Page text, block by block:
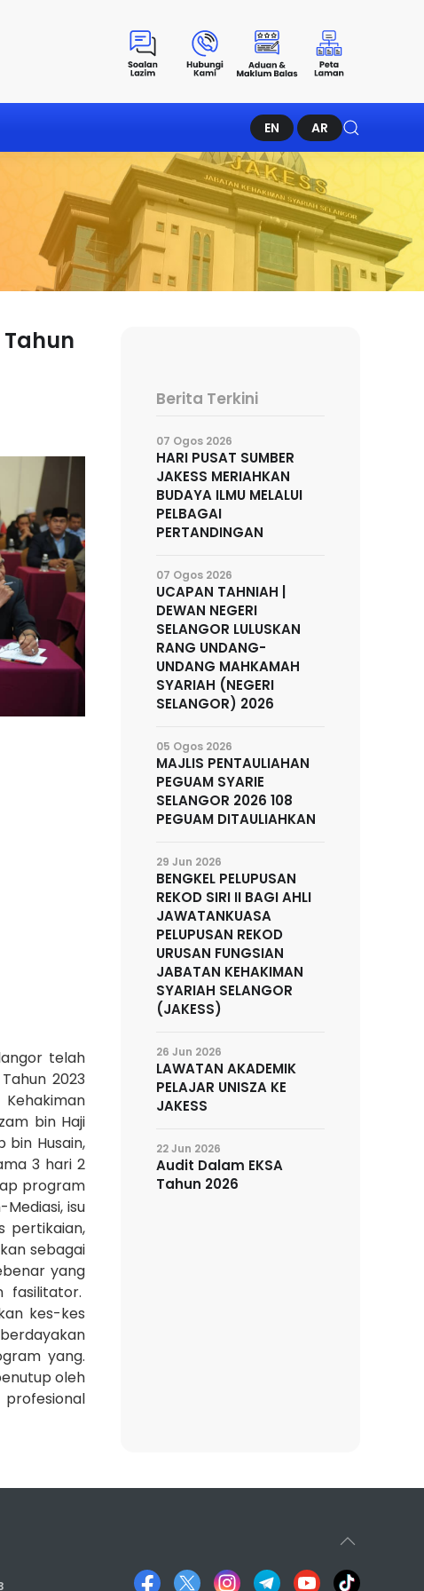
EN AR
telah
2023
bin Haji
bin Husain,
3 hari 2
program
isu
pertikaian,
sebagai
yang
fasilitator.
kes-kes
yang.
oleh
Berita Terkini
07 Ogos 2026
HARI PUSAT SUMBER
JAKESS MERIAHKAN
BUDAYA ILMU MELALUI
PELBAGAI
PERTANDINGAN
07 Ogos 2026
UCAPAN TAHNIAH |
DEWAN NEGERI
SELANGOR LULUSKAN
RANG UNDANG-
UNDANG MAHKAMAH
SYARIAH (NEGERI
SELANGOR) 2026
05 Ogos 2026
MAJLIS PENTAULIAHAN
PEGUAM SYARIE
SELANGOR 2026 108
PEGUAM DITAULIAHKAN
29 Jun 2026
BENGKEL PELUPUSAN
REKOD SIRI II BAGI AHLI
JAWATANKUASA
PELUPUSAN REKOD
URUSAN FUNGSIAN
JABATAN KEHAKIMAN
SYARIAH SELANGOR
(JAKESS)
26 Jun 2026
LAWATAN AKADEMIK
PELAJAR UNISZA KE
JAKESS
22 Jun 2026
Audit Dalam EKSA
Tahun 2026